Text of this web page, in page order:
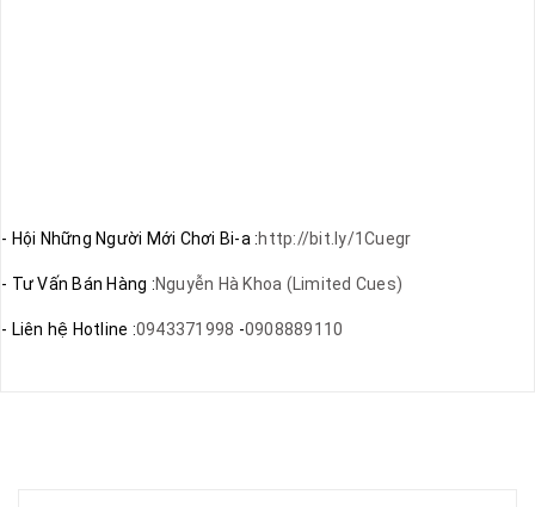
- Hội Những Người Mới Chơi Bi-a :http://bit.ly/1Cuegr
- Tư Vấn Bán Hàng :Nguyễn Hà Khoa (Limited Cues)
- Liên hệ Hotline :0943371998 -0908889110